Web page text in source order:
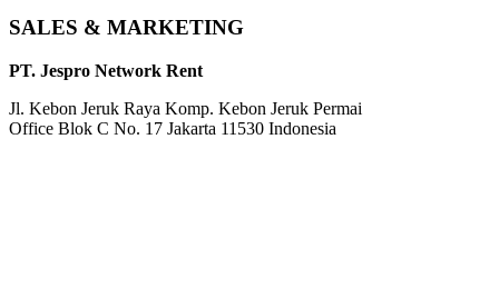
SALES & MARKETING
PT. Jespro Network Rent
Jl. Kebon Jeruk Raya Komp. Kebon Jeruk Permai
Office Blok C No. 17 Jakarta 11530 Indonesia